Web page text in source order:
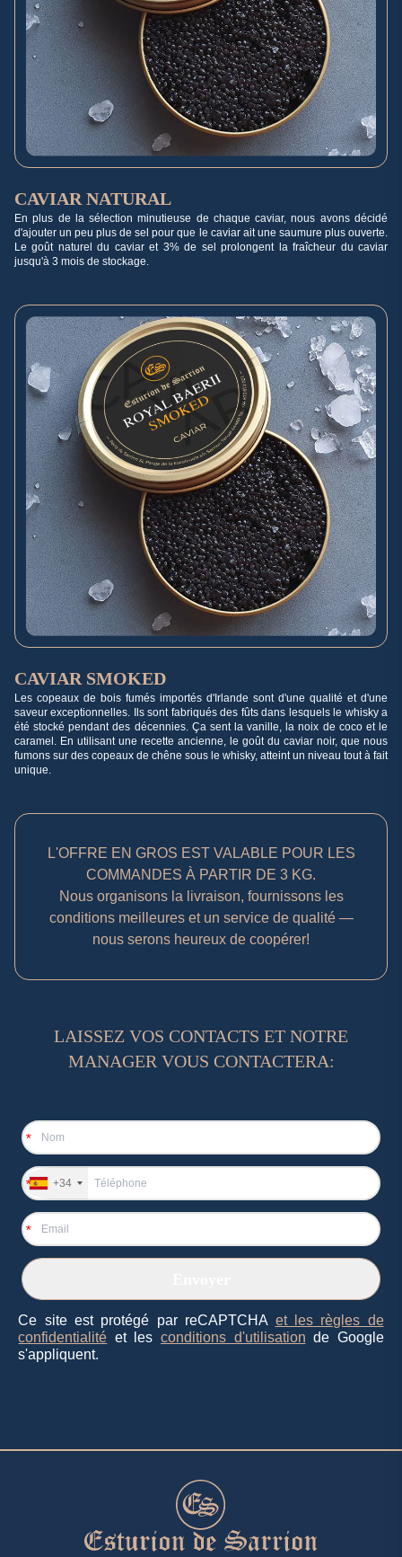
CAVIAR NATURAL
En plus de la sélection minutieuse de chaque caviar, nous avons décidé
d'ajouter un peu plus de sel pour que le caviar ait une saumure plus ouverte.
Le goût naturel du caviar et 3% de sel prolongent la fraîcheur du caviar
jusqu'à 3 mois de stockage.
CAVIAR SMOKED
Les copeaux de bois fumés importés d'Irlande sont d'une qualité et d'une
saveur exceptionnelles. Ils sont fabriqués des fûts dans lesquels le whisky a
été stocké pendant des décennies. Ça sent la vanille, la noix de coco et le
caramel. En utilisant une recette ancienne, le goût du caviar noir, que nous
fumons sur des copeaux de chêne sous le whisky, atteint un niveau tout à fait
unique.
L'OFFRE EN GROS EST VALABLE POUR LES
COMMANDES À PARTIR DE 3 KG.
Nous organisons la livraison, fournissons les
conditions meilleures et un service de qualité —
nous serons heureux de coopérer!
LAISSEZ VOS CONTACTS ET NOTRE
MANAGER VOUS CONTACTERA:
*
* +34
*
Ce site est protégé par reCAPTCHA et les règles de
confidentialité et les conditions d'utilisation de Google
s'appliquent.